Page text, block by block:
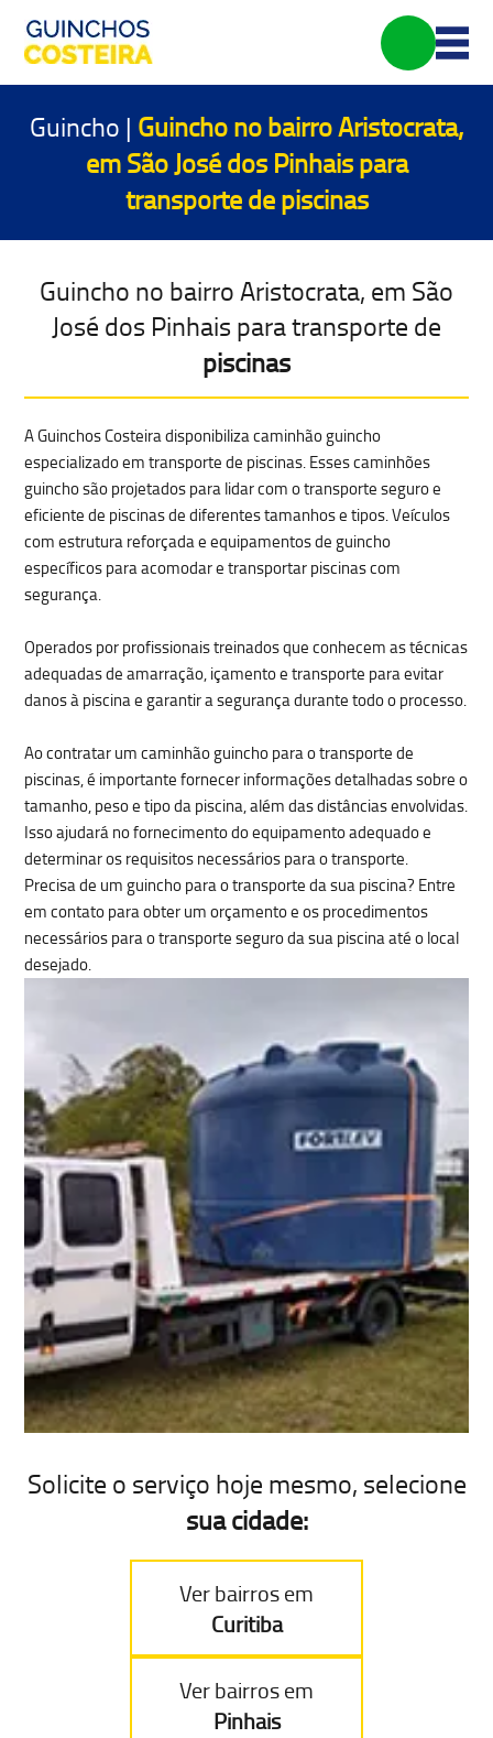
Guincho | Guincho no bairro Aristocrata,
em São José dos Pinhais para
transporte depiscinas
Guincho no bairro Aristocrata, em São
José dos Pinhais para transporte de
piscinas
A Guinchos Costeira disponibiliza caminhão guincho
especializado em transporte de piscinas. Esses caminhões
guincho são projetados para lidar com otransporte seguro e
eficiente de piscinasde diferentes tamanhos e tipos. Veículos
com estrutura reforçada e equipamentos de guincho
específicos para acomodar e transportar piscinas com
segurança.
Operados por profissionais treinados que conhecem as técnicas
adequadas de amarração, içamento e transporte para evitar
danos à piscina e garantir a segurança durante todo o processo.
Ao contratar um caminhão guincho para o transporte de
piscinas, é importante fornecer informações detalhadas sobre o
tamanho, peso e tipo da piscina, além das distâncias envolvidas.
Isso ajudará no fornecimento do equipamento adequado e
determinar os requisitos necessários para o transporte.
Precisa de um guincho para o transporte da sua piscina? Entre
em contato para obter um orçamento e os procedimentos
necessários para o transporte seguro da sua piscina até o local
desejado.
Solicite o serviço hoje mesmo, selecione
sua cidade:
Ver bairros em
Curitiba
Ver bairros em
Pinhais